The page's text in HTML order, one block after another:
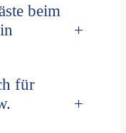
beim
+
für
+